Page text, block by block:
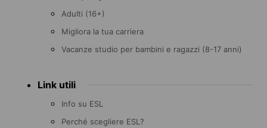
Adulti (16+)
Migliora la tua carriera
Vacanze studio per bambini e ragazzi (8-17 anni)
Link utili
Info su ESL
Perché scegliere ESL?